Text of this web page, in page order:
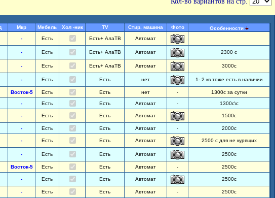
Мкр Мебель Хол -ник TV Стир. машина Фото
Особенности
- Есть Есть+ АлаТВ Автомат
- Есть Есть+ АлаТВ Автомат 2300 с
- Есть Есть+ АлаТВ Автомат 3000с
- Есть Есть нет 1- 2 кв тоже есть в наличии
Восток-5 Есть Есть нет -
1300с за сутки
- Есть Есть Автомат - 1300с\с
- Есть Есть Автомат 1500с
- Есть Есть Автомат - 2000с
- Есть Есть Автомат 2500 с для не курящих
- Есть Есть Автомат 2500с
Восток-5 Есть Есть Автомат - 2500с
- Есть Есть Автомат 2500с
- Есть Есть Автомат - 2500с